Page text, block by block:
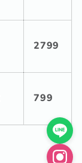
2799
799